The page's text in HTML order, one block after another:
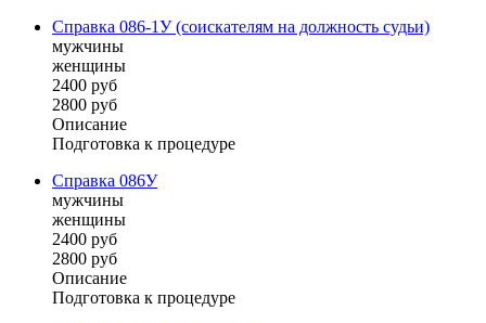
Справка 086-1У (соискателям на должность судьи)
мужчины
женщины
2400 руб
2800 руб
Описание
Подготовка к процедуре
Справка 086У
мужчины
женщины
2400 руб
2800 руб
Описание
Подготовка к процедуре